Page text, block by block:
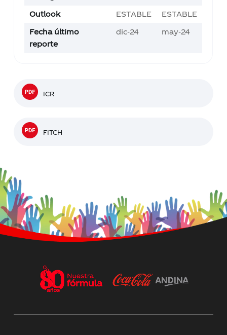
Outlook ESTABLE ESTABLE
Fecha último
reporte
dic-24 may-24
ICR
FITCH